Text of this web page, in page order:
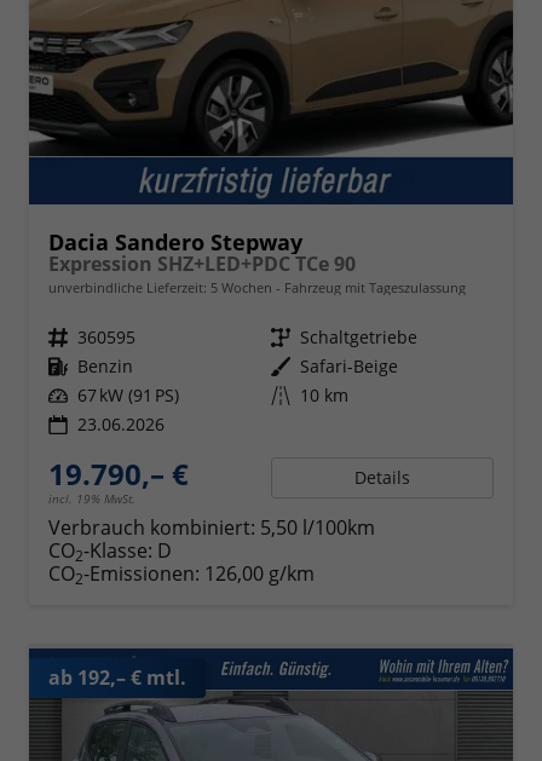
Dacia Sandero Stepway
Expression SHZ+LED+PDC TCe 90
unverbindliche Lieferzeit: 5 Wochen Fahrzeug mit Tageszulassung
Fahrzeugnr. 360595 Getriebe Schaltgetriebe
Kraftstoff Benzin Außenfarbe Safari-Beige
Leistung 67 kW (91 PS) Kilometerstand 10 km
23.06.2026
19.790,– €
incl. 19% MwSt.
Details
Verbrauch kombiniert: 5,50 l/100km
CO2-Klasse: D
CO2-Emissionen: 126,00 g/km
ab 192,– € mtl.